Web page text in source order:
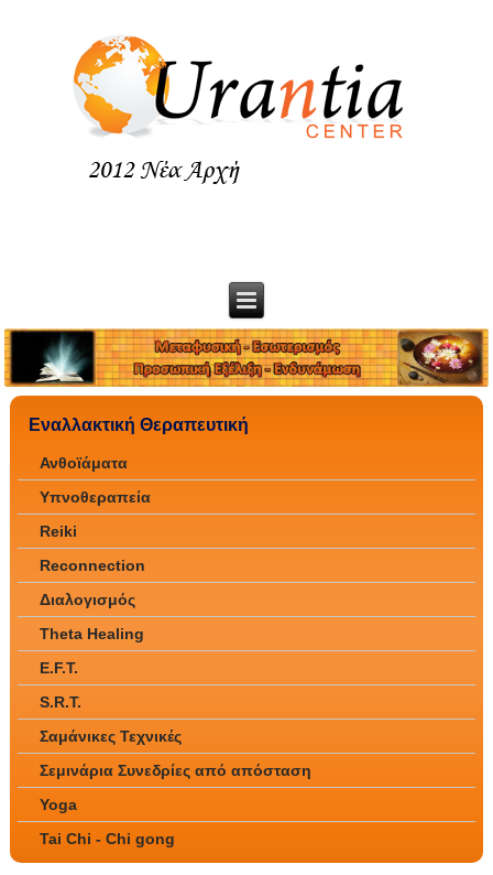
Εναλλακτική Θεραπευτική
Ανθοϊάματα
Υπνοθεραπεία
Reiki
Reconnection
Διαλογισμός
Theta Healing
E.F.T.
S.R.T.
Σαμάνικες Τεχνικές
Σεμινάρια Συνεδρίες από απόσταση
Yoga
Tai Chi - Chi gong